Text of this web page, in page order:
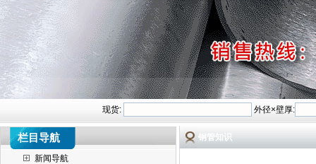
现货: 外径×壁厚:
栏目导航
新闻导航
钢管知识